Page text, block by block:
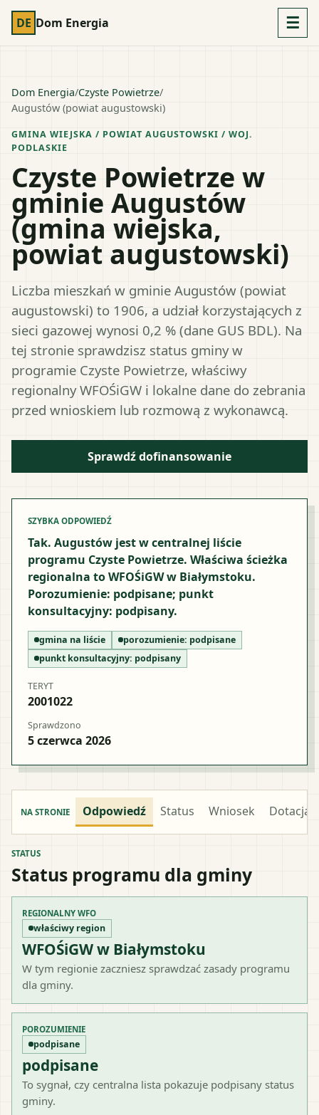
DE Dom Energia ☰
Dom Energia/Czyste Powietrze/
Augustów (powiat augustowski)
GMINA WIEJSKA / POWIAT AUGUSTOWSKI / WOJ.
PODLASKIE
Czyste Powietrze w
gminie Augustów
(gmina wiejska,
powiat augustowski)
Liczba mieszkań w gminie Augustów (powiat
augustowski) to 1906, a udział korzystających z
sieci gazowej wynosi 0,2 % (dane GUS BDL). Na
tej stronie sprawdzisz status gminy w
programie Czyste Powietrze, właściwy
regionalny WFOŚiGW i lokalne dane do zebrania
przed wnioskiem lub rozmową z wykonawcą.
Sprawdź dofinansowanie
SZYBKA ODPOWIEDŹ
Tak. Augustów jest w centralnej liście
programu Czyste Powietrze. Właściwa ścieżka
regionalna to WFOŚiGW w Białymstoku.
Porozumienie: podpisane; punkt
konsultacyjny: podpisany.
gmina na liście porozumienie: podpisane
punkt konsultacyjny: podpisany
TERYT
2001022
Sprawdzono
5 czerwca 2026
NA STRONIE Odpowiedź Status Wniosek Dotacja
STATUS
Status programu dla gminy
REGIONALNY WFO
właściwy region
WFOŚiGW w Białymstoku
W tym regionie zaczniesz sprawdzać zasady programu
dla gminy.
POROZUMIENIE
podpisane
podpisane
To sygnał, czy centralna lista pokazuje podpisany status
gminy.